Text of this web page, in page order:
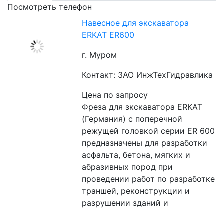
Посмотреть телефон
Навесное для экскаватора
ERKAT ER600
г. Муром
Контакт: ЗАО ИнжТехГидравлика
Цена по запросу
Фреза для зкскаватора ERKAT
(Германия) c поперечной
режущей головкой серии ER 600
предназначены для разработки
асфальта, бетона, мягких и
абразивных пород при
проведении работ по разработке
траншей, реконструкции и
разрушении зданий и